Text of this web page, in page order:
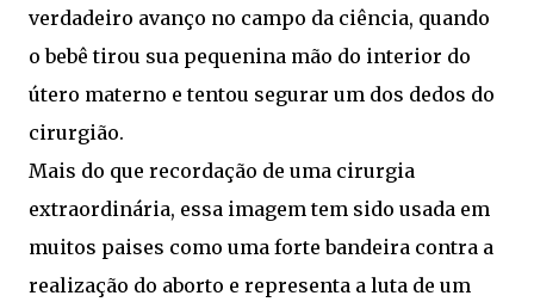
verdadeiro avanço no campo da ciência, quando
o bebê tirou sua pequenina mão do interior do
útero materno e tentou segurar um dos dedos do
cirurgião.
Mais do que recordação de uma cirurgia
extraordinária, essa imagem tem sido usada em
muitos paises como uma forte bandeira contra a
realização do aborto e representa a luta de um